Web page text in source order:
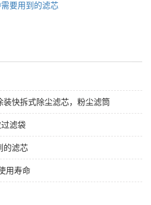
要用到的滤芯
快拆式除尘滤芯，粉尘滤筒
滤袋
的滤芯
用寿命